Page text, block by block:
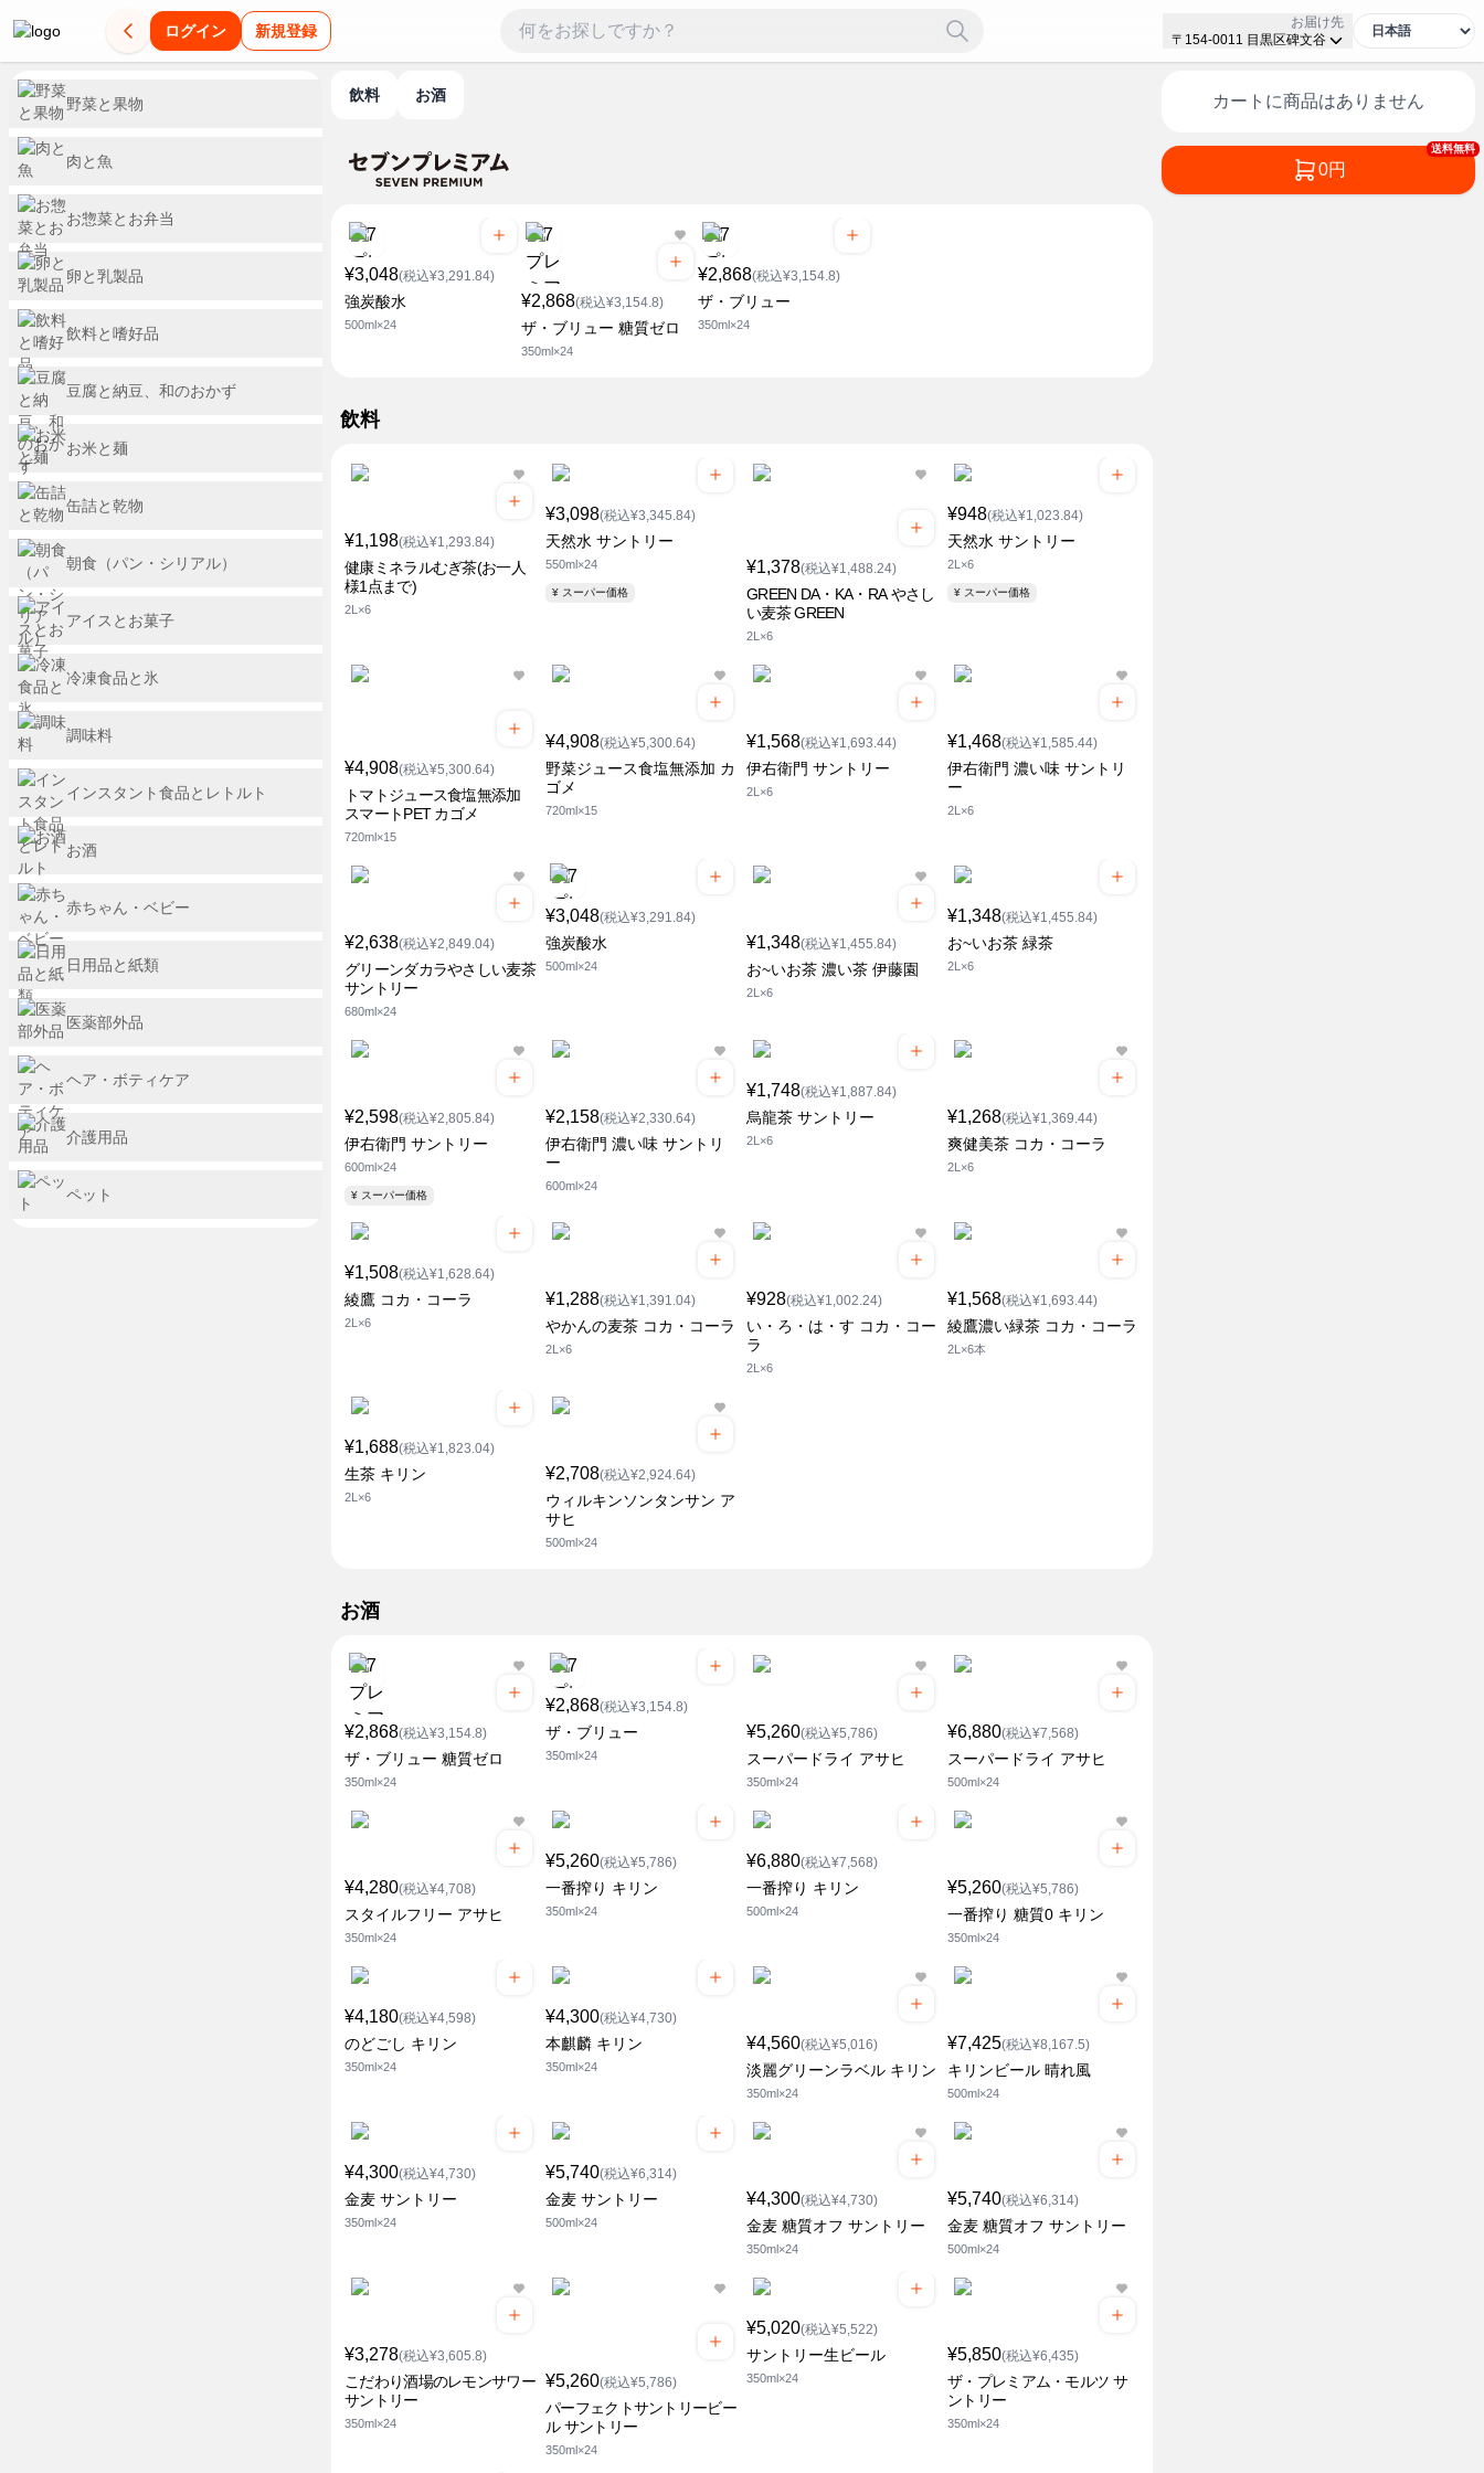
ログイン 新規登録
お届け先
〒154-0011 目黒区碑文谷
飲料 お酒
¥3,048(税込¥3,291.84)
強炭酸水
500ml×24
¥2,868(税込¥3,154.8)
ザ・ブリュー 糖質ゼロ
350ml×24
¥2,868(税込¥3,154.8)
ザ・ブリュー
350ml×24
飲料
¥1,198(税込¥1,293.84)
健康ミネラルむぎ茶(お一人
様1点まで)
2L×6
¥3,098(税込¥3,345.84)
天然水 サントリー
550ml×24
¥ スーパー価格
¥1,378(税込¥1,488.24)
GREEN DA・KA・RA やさし
い麦茶 GREEN
2L×6
¥948(税込¥1,023.84)
天然水 サントリー
2L×6
¥ スーパー価格
¥4,908(税込¥5,300.64)
トマトジュース食塩無添加
スマートPET カゴメ
720ml×15
¥4,908(税込¥5,300.64)
野菜ジュース食塩無添加 カ
ゴメ
720ml×15
¥1,568(税込¥1,693.44)
伊右衛門 サントリー
2L×6
¥1,468(税込¥1,585.44)
伊右衛門 濃い味 サントリ
ー
2L×6
¥2,638(税込¥2,849.04)
グリーンダカラやさしい麦茶
サントリー
680ml×24
¥3,048(税込¥3,291.84)
強炭酸水
500ml×24
¥1,348(税込¥1,455.84)
お~いお茶 濃い茶 伊藤園
2L×6
¥1,348(税込¥1,455.84)
お~いお茶 緑茶
2L×6
¥2,598(税込¥2,805.84)
伊右衛門 サントリー
600ml×24
¥ スーパー価格
¥2,158(税込¥2,330.64)
伊右衛門 濃い味 サントリ
ー
600ml×24
¥1,748(税込¥1,887.84)
烏龍茶 サントリー
2L×6
¥1,268(税込¥1,369.44)
爽健美茶 コカ・コーラ
2L×6
¥1,508(税込¥1,628.64)
綾鷹 コカ・コーラ
2L×6
¥1,288(税込¥1,391.04)
やかんの麦茶 コカ・コーラ
2L×6
¥928(税込¥1,002.24)
い・ろ・は・す コカ・コー
ラ
2L×6
¥1,568(税込¥1,693.44)
綾鷹濃い緑茶 コカ・コーラ
2L×6本
¥1,688(税込¥1,823.04)
生茶 キリン
2L×6
¥2,708(税込¥2,924.64)
ウィルキンソンタンサン ア
サヒ
500ml×24
お酒
¥2,868(税込¥3,154.8)
ザ・ブリュー 糖質ゼロ
350ml×24
¥2,868(税込¥3,154.8)
ザ・ブリュー
350ml×24
¥5,260(税込¥5,786)
スーパードライ アサヒ
350ml×24
¥6,880(税込¥7,568)
スーパードライ アサヒ
500ml×24
¥4,280(税込¥4,708)
スタイルフリー アサヒ
350ml×24
¥5,260(税込¥5,786)
一番搾り キリン
350ml×24
¥6,880(税込¥7,568)
一番搾り キリン
500ml×24
¥5,260(税込¥5,786)
一番搾り 糖質0 キリン
350ml×24
¥4,180(税込¥4,598)
のどごし キリン
350ml×24
¥4,300(税込¥4,730)
本麒麟 キリン
350ml×24
¥4,560(税込¥5,016)
淡麗グリーンラベル キリン
350ml×24
¥7,425(税込¥8,167.5)
キリンビール 晴れ風
500ml×24
¥4,300(税込¥4,730)
金麦 サントリー
350ml×24
¥5,740(税込¥6,314)
金麦 サントリー
500ml×24
¥4,300(税込¥4,730)
金麦 糖質オフ サントリー
350ml×24
¥5,740(税込¥6,314)
金麦 糖質オフ サントリー
500ml×24
¥3,278(税込¥3,605.8)
こだわり酒場のレモンサワー
サントリー
350ml×24
¥5,260(税込¥5,786)
パーフェクトサントリービー
ル サントリー
350ml×24
¥5,020(税込¥5,522)
サントリー生ビール
350ml×24
¥5,850(税込¥6,435)
ザ・プレミアム・モルツ サ
ントリー
350ml×24
カートに商品はありません
送料無料
0円
野菜と果物
肉と魚
お惣菜とお弁当
卵と乳製品
飲料と嗜好品
豆腐と納豆、和のおかず
お米と麺
缶詰と乾物
朝食（パン・シリアル）
アイスとお菓子
冷凍食品と氷
調味料
インスタント食品とレトルト
お酒
赤ちゃん・ベビー
日用品と紙類
医薬部外品
ヘア・ボティケア
介護用品
ペット